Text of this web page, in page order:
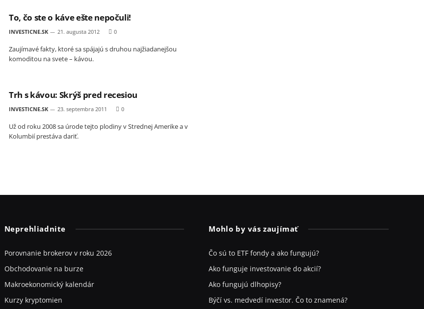
To, čo ste o káve ešte nepočuli!
INVESTICNE.SK 21. augusta 2012 0
Zaujímavé fakty, ktoré sa spájajú s druhou najžiadanejšou
komoditou na svete – kávou.
Trh s kávou: Skrýš pred recesiou
INVESTICNE.SK 23. septembra 2011 0
Už od roku 2008 sa úrode tejto plodiny v Strednej Amerike a v
Kolumbií prestáva dariť.
Neprehliadnite
Porovnanie brokerov v roku 2026
Obchodovanie na burze
Makroekonomický kalendár
Kurzy kryptomien
Mohlo by vás zaujímať
Čo sú to ETF fondy a ako fungujú?
Ako funguje investovanie do akcií?
Ako fungujú dlhopisy?
Býčí vs. medvedí investor. Čo to znamená?